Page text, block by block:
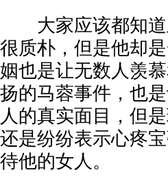
大家应该都知道
很质朴，但是他却
姻也是让无数人羡
扬的马蓉事件，也
人的真实面目，但
还是纷纷表示心疼
待他的女人。